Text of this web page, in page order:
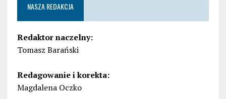
NASZA REDAKCJA
Redaktor naczelny:
Tomasz Barański
Redagowanie i korekta:
Magdalena Oczko